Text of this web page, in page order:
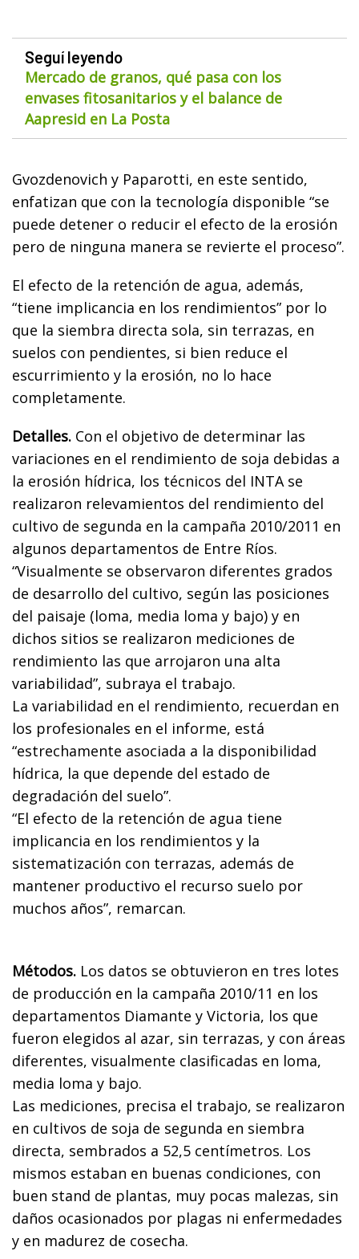
Seguí leyendo
Mercado de granos, qué pasa con los
envases fitosanitarios y el balance de
Aapresid en La Posta
Gvozdenovich y Paparotti, en este sentido,
enfatizan que con la tecnología disponible “se
puede detener o reducir el efecto de la erosión
pero de ninguna manera se revierte el proceso”.
El efecto de la retención de agua, además,
“tiene implicancia en los rendimientos” por lo
que la siembra directa sola, sin terrazas, en
suelos con pendientes, si bien reduce el
escurrimiento y la erosión, no lo hace
completamente.
Detalles. Con el objetivo de determinar las
variaciones en el rendimiento de soja debidas a
la erosión hídrica, los técnicos del INTA se
realizaron relevamientos del rendimiento del
cultivo de segunda en la campaña 2010/2011 en
algunos departamentos de Entre Ríos.
“Visualmente se observaron diferentes grados
de desarrollo del cultivo, según las posiciones
del paisaje (loma, media loma y bajo) y en
dichos sitios se realizaron mediciones de
rendimiento las que arrojaron una alta
variabilidad”, subraya el trabajo.
La variabilidad en el rendimiento, recuerdan en
los profesionales en el informe, está
“estrechamente asociada a la disponibilidad
hídrica, la que depende del estado de
degradación del suelo”.
“El efecto de la retención de agua tiene
implicancia en los rendimientos y la
sistematización con terrazas, además de
mantener productivo el recurso suelo por
muchos años”, remarcan.
Métodos. Los datos se obtuvieron en tres lotes
de producción en la campaña 2010/11 en los
departamentos Diamante y Victoria, los que
fueron elegidos al azar, sin terrazas, y con áreas
diferentes, visualmente clasificadas en loma,
media loma y bajo.
Las mediciones, precisa el trabajo, se realizaron
en cultivos de soja de segunda en siembra
directa, sembrados a 52,5 centímetros. Los
mismos estaban en buenas condiciones, con
buen stand de plantas, muy pocas malezas, sin
daños ocasionados por plagas ni enfermedades
y en madurez de cosecha.